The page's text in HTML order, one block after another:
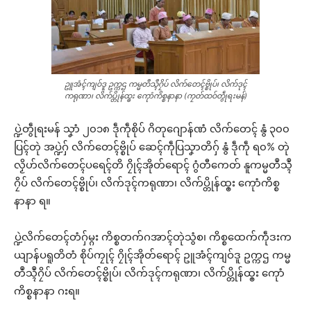
ဥူအံၚ်ကျဝ်ဒူ ဥက္ကဌ ကမ္မတဳသ္ၚဳဂၠိပ် လိက်တေၚ်ဗ္စိုပ်၊ လိက်ဒုၚ်
ကရုဏာ၊ လိက်ပ္တိုန်ထ္ၜး ကေုာံကိစ္စနာနာ (ကၠတ်ထဝ်တွဵုရးမန်)
ပ္ဍဲတွဵုရးမန် သၞာံ ၂၀၁၈ ဒဵုကဵုစိုပ် ဂိတုဂျောန်ဏံ လိက်တေၚ် နွံ ၃၀၀
ပြၚ်တုဲ အပ္ဍဲဂှ် လိက်တေၚ်ဗ္စိုပ် ဆေၚ်ကဵုပြသၞာတိဂှ် နွံ ဒဵုကဵု ရ၀% တုဲ
လၟိဟ်လိက်တေၚ်ပရေၚ်တိ ဂၠိုၚ်အိုတ်ရောၚ် ဂွံတီကေတ် နူကမ္မတဳသ္ၚဳ
ဂၠိပ် လိက်တေၚ်ဗ္စိုပ်၊ လိက်ဒုၚ်ကရုဏာ၊ လိက်ပ္တိုန်ထ္ၜး ကေုာံကိစ္စ
နာနာ ရ။
ပ္ဍဲလိက်တေၚ်တံဂှ်မ္ဂး ကိစ္စတက်ဂအာၚ်တုဲသွံစ၊ ကိစ္စထေက်ကဵုဒးက
ယျာန်ပရူတိတံ စိုပ်ကၠုၚ် ဂၠိုၚ်အိုတ်ရောၚ် ဥူအံၚ်ကျဝ်ဒူ ဥက္ကဌ ကမ္မ
တဳသ္ၚဳဂၠိပ် လိက်တေၚ်ဗ္စိုပ်၊ လိက်ဒုၚ်ကရုဏာ၊ လိက်ပ္တိုန်ထ္ၜး ကေုာံ
ကိစ္စနာနာ ဂးရ။